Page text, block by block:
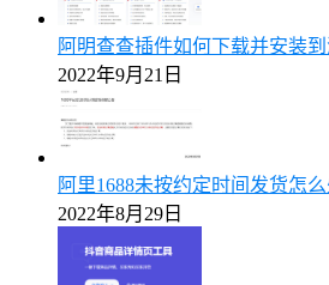
阿明查查插件如何下载并安装到
2022年9月21日
阿里1688未按约定时间发货怎么
2022年8月29日